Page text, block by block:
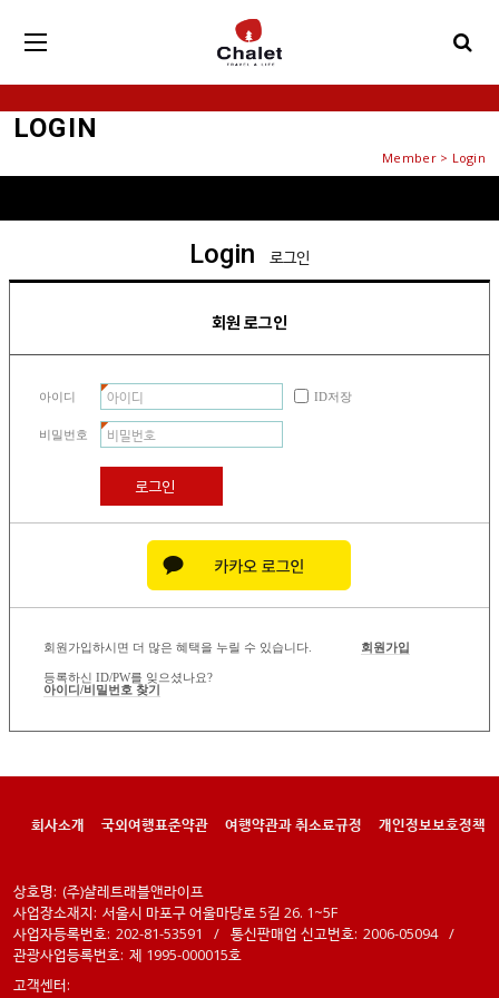
LOGIN
Member > Login
Login 로그인
회원 로그인
아이디 ID저장
비밀번호
로그인
회원가입하시면 더 많은 혜택을 누릴 수 있습니다. 회원가입
등록하신 ID/PW를 잊으셨나요?
아이디/비밀번호 찾기
회사소개 국외여행표준약관 여행약관과 취소료규정 개인정보보호정책
상호명: (주)샬레트래블앤라이프
사업장소재지: 서울시 마포구 어울마당로 5길 26. 1~5F
사업자등록번호: 202-81-53591 / 통신판매업 신고번호: 2006-05094 /
관광사업등록번호: 제 1995-000015호
고객센터: